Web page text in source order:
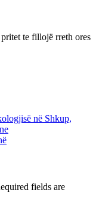
te fillojë rreth ores
në Shkup,
fields are